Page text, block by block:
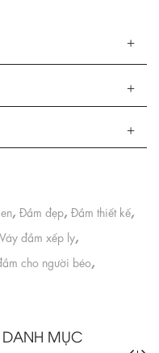
, Đầm đẹp, Đầm thiết kế,
Váy đầm xếp ly,
cho người béo,
MỤC